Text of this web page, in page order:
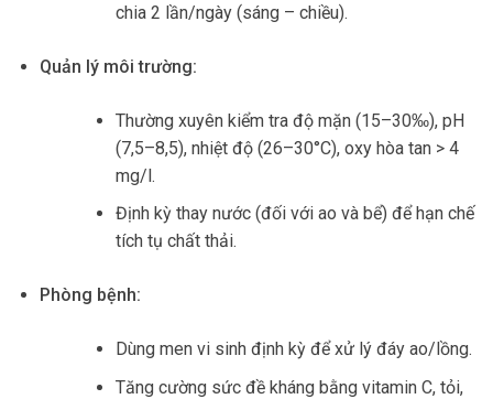
chia 2 lần/ngày (sáng – chiều).
Quản lý môi trường:
Thường xuyên kiểm tra độ mặn (15–30‰), pH
(7,5–8,5), nhiệt độ (26–30°C), oxy hòa tan > 4
mg/l.
Định kỳ thay nước (đối với ao và bể) để hạn chế
tích tụ chất thải.
Phòng bệnh:
Dùng men vi sinh định kỳ để xử lý đáy ao/lồng.
Tăng cường sức đề kháng bằng vitamin C, tỏi,